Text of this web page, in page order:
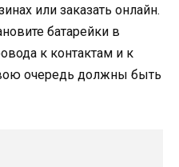
или заказать онлайн.
батарейки в
к контактам и к
очередь должны быть